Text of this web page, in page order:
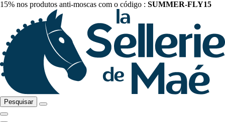
15% nos produtos anti-moscas com o código : SUMMER-FLY15
Pesquisar